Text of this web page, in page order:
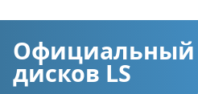
Официальный
дисков LS